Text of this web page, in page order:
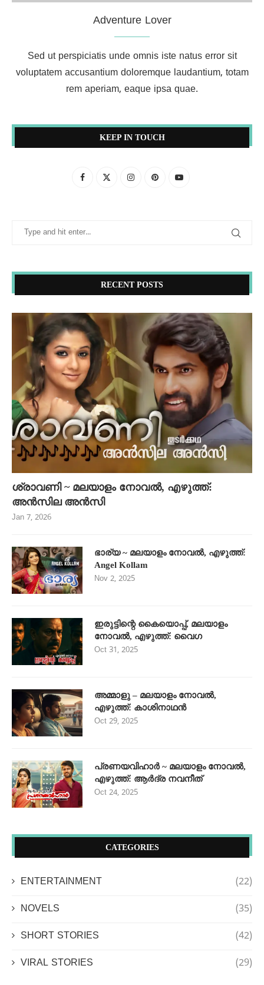
Adventure Lover
Sed ut perspiciatis unde omnis iste natus error sit
voluptatem accusantium doloremque laudantium, totam
rem aperiam, eaque ipsa quae.
KEEP IN TOUCH
RECENT POSTS
ശ്രാവണി ~ മലയാളം നോവൽ, എഴുത്ത്:
അൻസില അൻസി
Jan 7, 2026
ഭാര്യ ~ മലയാളം നോവൽ, എഴുത്ത്:
Angel Kollam
Nov 2, 2025
ഇരുട്ടിന്റെ കൈയൊപ്പ്, മലയാളം
നോവൽ, എഴുത്ത്: വൈഗ
Oct 31, 2025
അമ്മാളു – മലയാളം നോവൽ,
എഴുത്ത്: കാശിനാഥൻ
Oct 29, 2025
പ്രണയവിഹാർ ~ മലയാളം നോവൽ,
എഴുത്ത്: ആർദ്ര നവനീത്
Oct 24, 2025
CATEGORIES
ENTERTAINMENT (22)
NOVELS (35)
SHORT STORIES (42)
VIRAL STORIES (29)